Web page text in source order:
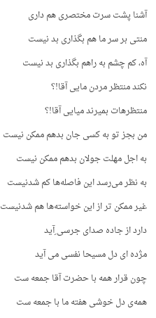
آشنا پشت سرت مختصری هم داری
منتی بر سر ما هم بگذاری بد نیست
آه، کم چشم به راهم بگذاری بد نیست
نکند منتظر مردن مایی آقا!؟
منتظرهات بمیرند میایی آقا!؟
من بجز تو به کسی جان بدهم ممکن نیست
به اجل مهلت جولان بدهم ممکن نیست
به نظر می‌رسد این فاصله‌ها کم شدنیست
غیر ممکن تر از این خواسته‌ها هم شدنیست
دارد از جاده صدای جرسی ِآید
مژده ای دل مسیحا نفسی می آید
چون قرار همه با حضرت آقا جمعه ست
همه‌ی دل خوشی هفته ما با جمعه ست